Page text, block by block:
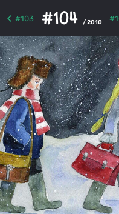
#103 #104 / 2010